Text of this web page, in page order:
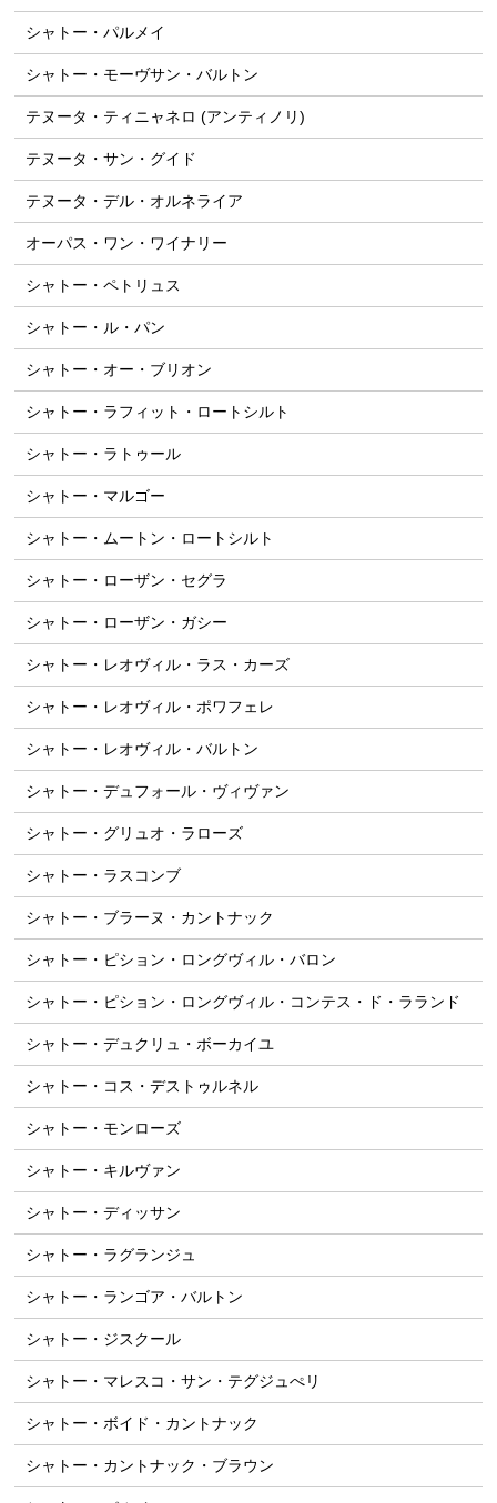
シャトー・パルメイ
シャトー・モーヴサン・バルトン
テヌータ・ティニャネロ (アンティノリ)
テヌータ・サン・グイド
テヌータ・デル・オルネライア
オーパス・ワン・ワイナリー
シャトー・ペトリュス
シャトー・ル・パン
シャトー・オー・ブリオン
シャトー・ラフィット・ロートシルト
シャトー・ラトゥール
シャトー・マルゴー
シャトー・ムートン・ロートシルト
シャトー・ローザン・セグラ
シャトー・ローザン・ガシー
シャトー・レオヴィル・ラス・カーズ
シャトー・レオヴィル・ポワフェレ
シャトー・レオヴィル・バルトン
シャトー・デュフォール・ヴィヴァン
シャトー・グリュオ・ラローズ
シャトー・ラスコンブ
シャトー・ブラーヌ・カントナック
シャトー・ピション・ロングヴィル・バロン
シャトー・ピション・ロングヴィル・コンテス・ド・ラランド
シャトー・デュクリュ・ボーカイユ
シャトー・コス・デストゥルネル
シャトー・モンローズ
シャトー・キルヴァン
シャトー・ディッサン
シャトー・ラグランジュ
シャトー・ランゴア・バルトン
シャトー・ジスクール
シャトー・マレスコ・サン・テグジュぺリ
シャトー・ボイド・カントナック
シャトー・カントナック・ブラウン